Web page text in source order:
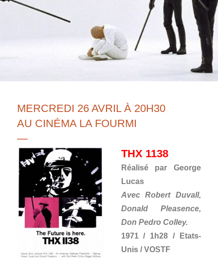
MERCREDI 26 AVRIL À 20H30
AU CINÉMA LA FOURMI
—
THX 1138
Réalisé par George
Lucas
Avec Robert Duvall,
Donald Pleasence,
Don Pedro Colley.
1971 / 1h28 / Etats-
Unis / VOSTF